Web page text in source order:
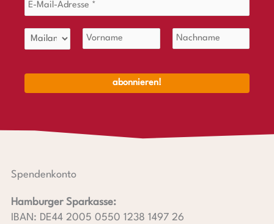
Spendenkonto
Hamburger Sparkasse:
IBAN: DE44 2005 0550 1238 1497 26